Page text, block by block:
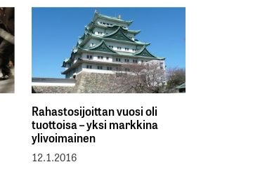
Rahastosijoittan vuosi oli
tuottoisa – yksi markkina
ylivoimainen
12.1.2016